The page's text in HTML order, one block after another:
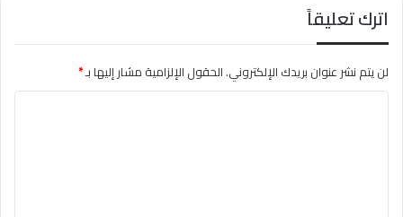
اترك تعليقاً
لن يتم نشر عنوان بريدك الإلكتروني.الحقول الإلزامية مشار إليها بـ*